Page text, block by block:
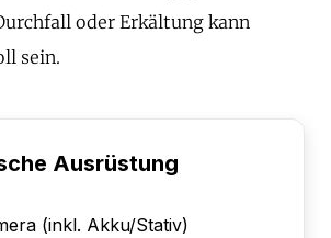
oder Erkältung kann
sein.
Ausrüstung
(inkl. Akku/Stativ)